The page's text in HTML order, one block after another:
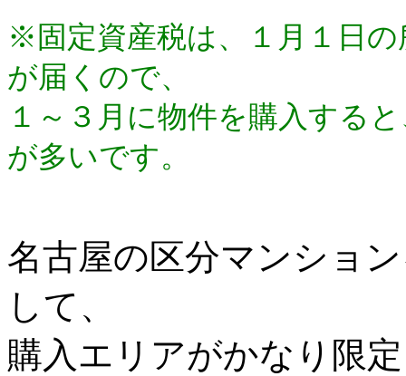
※固定資産税は、１月１日
が届くので、
１～３月に物件を購入する
が多いです。
名古屋の区分マンショ
して、
購入エリアがかなり限